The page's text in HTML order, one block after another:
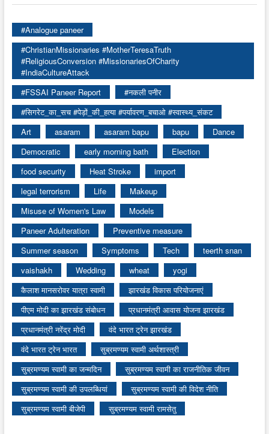
#Analogue paneer
#ChristianMissionaries #MotherTeresaTruth
#ReligiousConversion #MissionariesOfCharity
#IndiaCultureAttack
#FSSAI Paneer Report
#नकली पनीर
#सिगरेट_का_सच #पेड़ों_की_हत्या #पर्यावरण_बचाओ #स्वास्थ्य_संकट
Art
asaram asaram bapu bapu
Dance
Democratic
early morning bath
Election
food security
Heat Stroke
import
legal terrorism
Life
Makeup
Misuse of Women's Law
Models
Paneer Adulteration
Preventive measure
Summer season
Symptoms Tech
teerth snan
vaishakh
Wedding wheat
yogi
कैलाश मानसरोवर यात्रा स्वामी
झारखंड विकास परियोजनाएं
पीएम मोदी का झारखंड संबोधन
प्रधानमंत्री आवास योजना झारखंड
प्रधानमंत्री नरेंद्र मोदी
वंदे भारत ट्रेन झारखंड
वंदे भारत ट्रेन भारत
सुब्रमण्यम स्वामी अर्थशास्त्री
सुब्रमण्यम स्वामी का जन्मदिन
सुब्रमण्यम स्वामी का राजनीतिक जीवन
सुब्रमण्यम स्वामी की उपलब्धियां
सुब्रमण्यम स्वामी की विदेश नीति
सुब्रमण्यम स्वामी बीजेपी
सुब्रमण्यम स्वामी रामसेतु